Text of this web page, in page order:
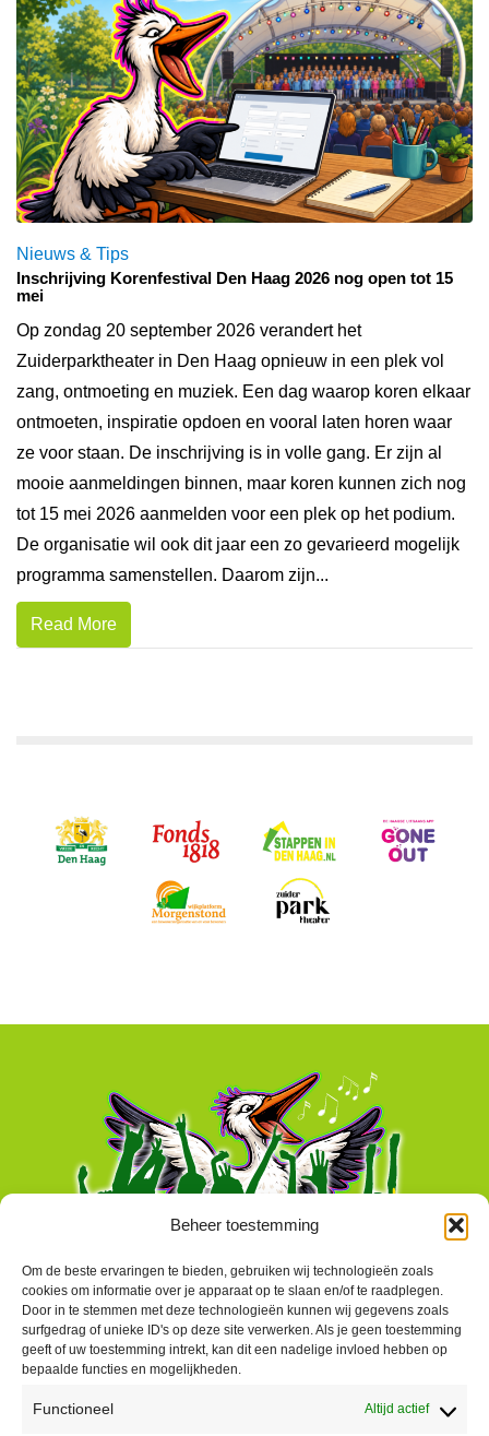
Beheer toestemming
Om de beste ervaringen te bieden, gebruiken wij technologieën zoals
cookies om informatie over je apparaat op te slaan en/of te raadplegen.
Door in te stemmen met deze technologieën kunnen wij gegevens zoals
surfgedrag of unieke ID's op deze site verwerken. Als je geen toestemming
geeft of uw toestemming intrekt, kan dit een nadelige invloed hebben op
bepaalde functies en mogelijkheden.
Functioneel Altijd actief
Nieuws & Tips
Inschrijving Korenfestival Den Haag 2026 nog open tot 15
mei
Op zondag 20 september 2026 verandert het
Zuiderparktheater in Den Haag opnieuw in een plek vol
zang, ontmoeting en muziek. Een dag waarop koren elkaar
ontmoeten, inspiratie opdoen en vooral laten horen waar
ze voor staan. De inschrijving is in volle gang. Er zijn al
mooie aanmeldingen binnen, maar koren kunnen zich nog
tot 15 mei 2026 aanmelden voor een plek op het podium.
De organisatie wil ook dit jaar een zo gevarieerd mogelijk
programma samenstellen. Daarom zijn...
Read More